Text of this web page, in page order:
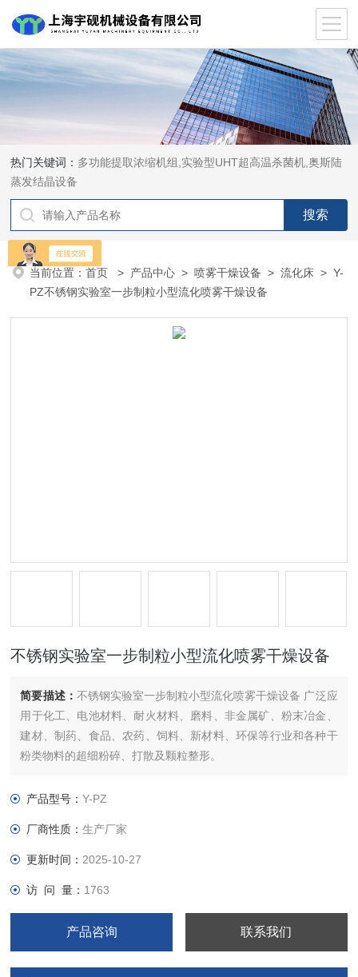
热门关键词： 多功能提取浓缩机组,实验型UHT超高温杀菌机,奥斯陆
蒸发结晶设备
当前位置：首页 > 产品中心 >喷雾干燥设备 >流化床 > Y-
PZ不锈钢实验室一步制粒小型流化喷雾干燥设备
不锈钢实验室一步制粒小型流化喷雾干燥设备
简要描述： 不锈钢实验室一步制粒小型流化喷雾干燥设备 广泛应
用于化工、电池材料、耐火材料、磨料、非金属矿、粉末冶金、
建材、制药、食品、农药、饲料、新材料、环保等行业和各种干
粉类物料的超细粉碎、打散及颗粒整形。
产品型号：Y-PZ
厂商性质：生产厂家
更新时间： 2025-10-27
访 问 量： 1763
产品咨询 联系我们